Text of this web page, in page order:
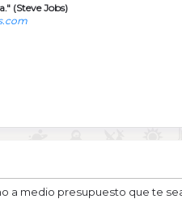
(Steve Jobs)
medio presupuesto que te